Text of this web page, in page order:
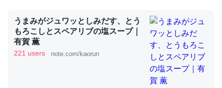
くらい。小説でいう「ずっと前の伏線」は回収されないけ
ど、短期記憶というには多い分量。進化すればするほど分
かりやすく強くなりそう
─GPTの仕組みと限界についての考察（１） - conceptualization
うまみがジュワッとしみだす、とう
もろこしとスペアリブの塩スープ｜
有賀 薫
221 users note.com/kaorun